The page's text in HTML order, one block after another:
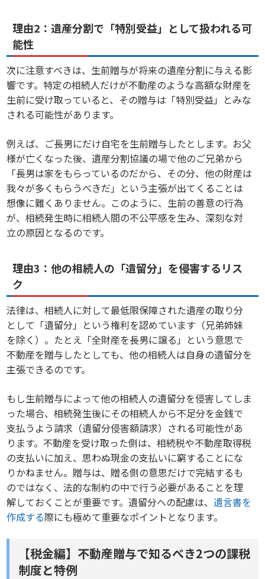
理由2：遺産分割で「特別受益」として扱われる可
能性
次に注意すべきは、生前贈与が将来の遺産分割に与える影
響です。特定の相続人だけが不動産のような高額な財産を
生前に受け取っていると、その贈与は「特別受益」とみな
される可能性があります。
例えば、ご長男にだけ自宅を生前贈与したとします。お父
様が亡くなった後、遺産分割協議の場で他のご兄弟から
「長男は家をもらっているのだから、その分、他の財産は
我々が多くもらうべきだ」という主張が出てくることは
想像に難くありません。このように、生前の善意の行為
が、相続発生時に相続人間の不公平感を生み、深刻な対
立の原因となるのです。
理由3：他の相続人の「遺留分」を侵害するリス
ク
法律は、相続人に対して最低限保障された遺産の取り分
として「遺留分」という権利を認めています（兄弟姉妹
を除く）。たとえ「全財産を長男に譲る」という意思で
不動産を贈与したとしても、他の相続人は自身の遺留分を
主張できるのです。
もし生前贈与によって他の相続人の遺留分を侵害してしま
った場合、相続発生後にその相続人から不足分を金銭で
支払うよう請求（遺留分侵害額請求）される可能性があ
ります。不動産を受け取った側は、相続税や不動産取得税
の支払いに加え、思わぬ現金の支払いに窮することにな
りかねません。贈与は、贈る側の意思だけで完結するも
のではなく、法的な制約の中で行う必要があることを理
解しておくことが重要です。遺留分への配慮は、遺言書を
作成する際にも極めて重要なポイントとなります。
【税金編】不動産贈与で知るべき2つの課税
制度と特例